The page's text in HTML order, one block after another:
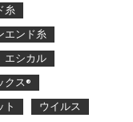
糸
エンド糸
エシカル
クス®
ト
ウイルス